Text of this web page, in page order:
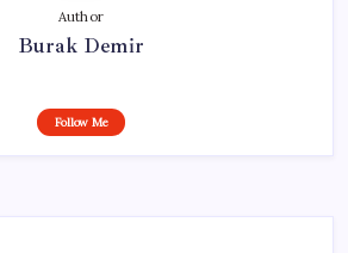
Author
Burak Demir
Follow Me